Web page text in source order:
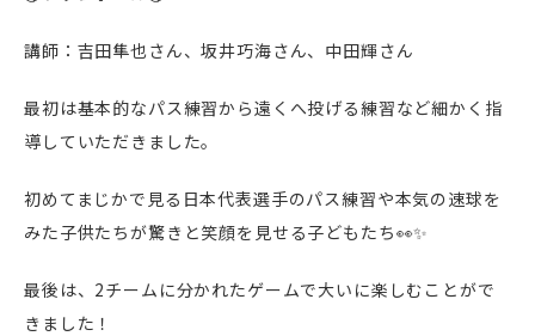
講師：吉田隼也さん、坂井巧海さん、中田輝さん
最初は基本的なパス練習から遠くへ投げる練習など細かく指
導していただきました。
初めてまじかで見る日本代表選手のパス練習や本気の速球を
みた子供たちが驚きと笑顔を見せる子どもたち👀✨
最後は、2チームに分かれたゲームで大いに楽しむことがで
きました！